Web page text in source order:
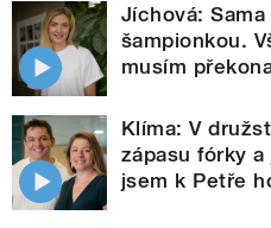
Jíchová:
šampionkou.
musím
Klíma: V
zápasu fórky
jsem k Petře